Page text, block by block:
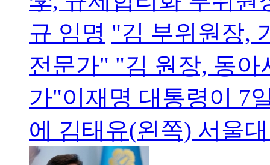
규 임명 "김 부위원장,
전문가" "김 원장, 동
가"이재명 대통령이 7
에 김태유(왼쪽) 서울